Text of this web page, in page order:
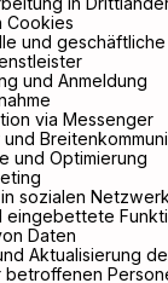
Cookies
und
und Anmeldung
via Messenger
und Optimierung
sozialen
eingebettete
Daten
Aktualisierung
betroffenen